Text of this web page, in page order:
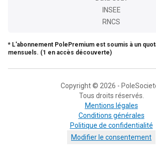
INSEE
RNCS
* L'abonnement PolePremium est soumis à un
mensuels. (1 en accès découverte)
Copyright © 2026 -
Tous droits réservés.
Mentions légales
Conditions générales
Politique de confidentialité
Modifier le consentement